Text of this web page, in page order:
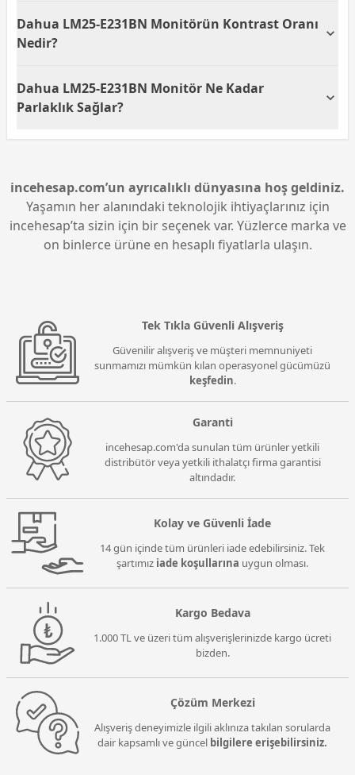
sunmaktadır. Bu özellik, renk ve parlaklık seviyelerini
optimize ederek oyun ve video izleme deneyiminizi
Dahua LM25-E231BN Monitörün Kontrast Oranı
Nedir?
oranına sahiptir. Bu kontrast oranı, daha derin
siyahlar ve daha parlak beyazlar sunarak görüntü
kalitesini artırır.
Dahua LM25-E231BN Monitör Ne Kadar
Parlaklık Sağlar?
Dahua LM25-E231BN monitör, 350 cd/m2 parlaklık
sunmasını sağlar.
incehesap.com’un ayrıcalıklı dünyasına hoş geldiniz.
Yaşamın her alanındaki teknolojik ihtiyaçlarınız için
incehesap’ta sizin için bir seçenek var. Yüzlerce marka ve
on binlerce ürüne en hesaplı fiyatlarla ulaşın.
Tek Tıkla Güvenli Alışveriş
Güvenilir alışveriş ve müşteri memnuniyeti
sunmamızı mümkün kılan operasyonel gücümüzü
keşfedin.
Garanti
incehesap.com'da sunulan tüm ürünler yetkili
distribütör veya yetkili ithalatçı firma garantisi
altındadır.
Kolay ve Güvenli İade
14 gün içinde tüm ürünleri iade edebilirsiniz. Tek
şartımız iade koşullarına uygun olması.
Kargo Bedava
1.000 TL ve üzeri tüm alışverişlerinizde kargo ücreti
bizden.
Çözüm Merkezi
Alışveriş deneyimizle ilgili aklınıza takılan sorularda
dair kapsamlı ve güncel bilgilere erişebilirsiniz.